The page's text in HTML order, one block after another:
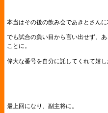
本当はその後の飲み会であきとさん
でも試合の負い目から言い出せず、
ことに。
偉大な番号を自分に託してくれて嬉し
最上回になり、副主将に。